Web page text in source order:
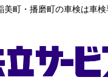
美町・播磨町の車検は車